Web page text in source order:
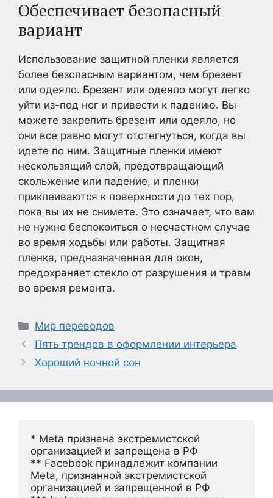
Обеспечивает безопасный
вариант
Использование защитной пленки является
более безопасным вариантом, чем брезент
или одеяло. Брезент или одеяло могут легко
уйти из-под ног и привести к падению. Вы
можете закрепить брезент или одеяло, но
они все равно могут отстегнуться, когда вы
идете по ним. Защитные пленки имеют
нескользящий слой, предотвращающий
скольжение или падение, и пленки
приклеиваются к поверхности до тех пор,
пока вы их не снимете. Это означает, что вам
не нужно беспокоиться о несчастном случае
во время ходьбы или работы. Защитная
пленка, предназначенная для окон,
предохраняет стекло от разрушения и травм
во время ремонта.
Рубрики
Мир переводов
Пять трендов в оформлении интерьера
Хороший ночной сон
* Meta признана экстремистской
организацией и запрещена в РФ
** Facebook принадлежит компании
Meta, признанной экстремистской
организацией и запрещенной в РФ